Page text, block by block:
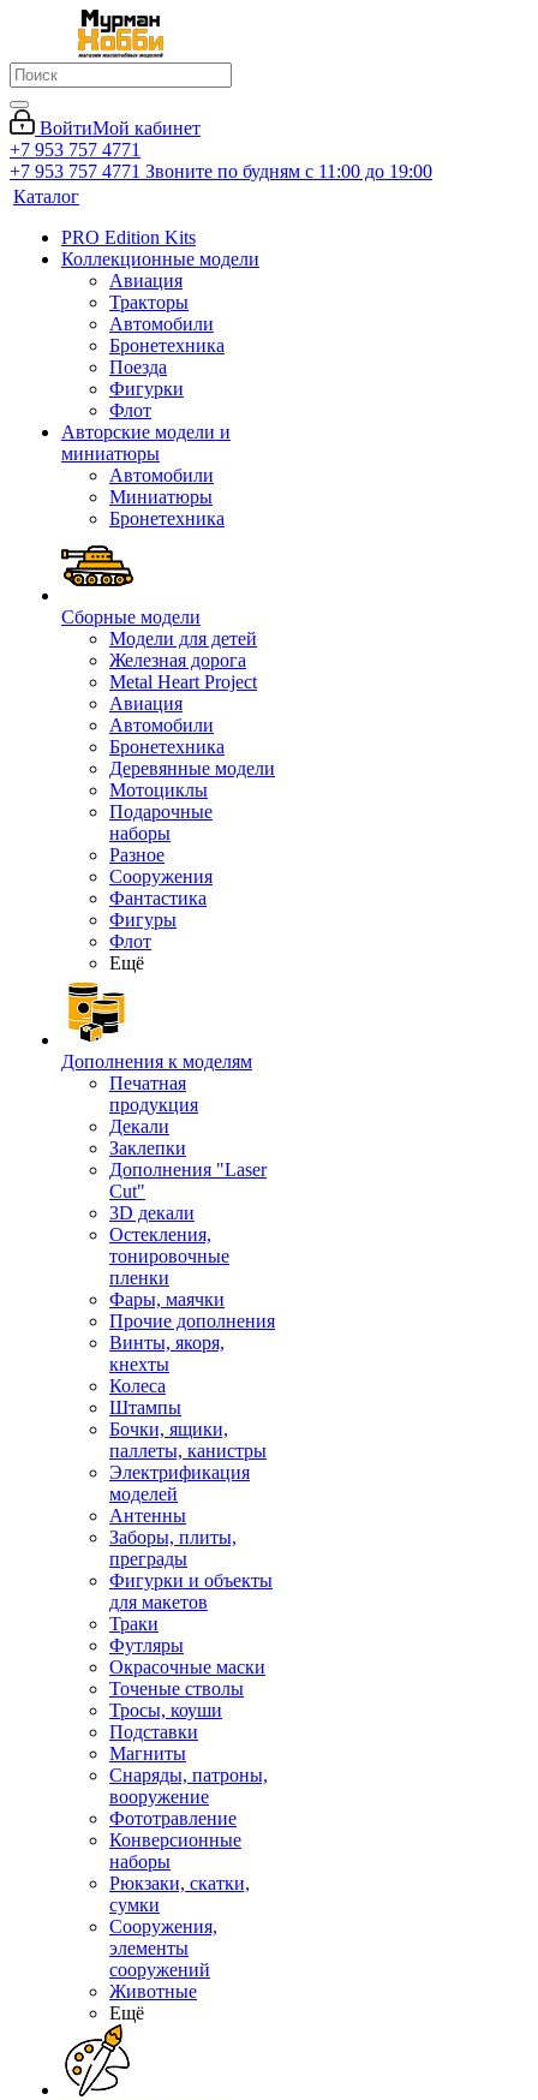
ВойтиМой кабинет
+7 953 757 4771
+7 953 757 4771 Звоните по будням с 11:00 до 19:00
Каталог
PRO Edition Kits
Коллекционные модели
Авиация
Тракторы
Автомобили
Бронетехника
Поезда
Фигурки
Флот
Авторские модели и
миниатюры
Автомобили
Миниатюры
Бронетехника
Сборные модели
Модели для детей
Железная дорога
Metal Heart Project
Авиация
Автомобили
Бронетехника
Деревянные модели
Мотоциклы
Подарочные
наборы
Разное
Сооружения
Фантастика
Фигуры
Флот
Ещё
Дополнения к моделям
Печатная
продукция
Декали
Заклепки
Дополнения "Laser
Cut"
3D декали
Остекления,
тонировочные
пленки
Фары, маячки
Прочие дополнения
Винты, якоря,
кнехты
Колеса
Штампы
Бочки, ящики,
паллеты, канистры
Электрификация
моделей
Антенны
Заборы, плиты,
преграды
Фигурки и объекты
для макетов
Траки
Футляры
Окрасочные маски
Точеные стволы
Тросы, коуши
Подставки
Магниты
Снаряды, патроны,
вооружение
Фототравление
Конверсионные
наборы
Рюкзаки, скатки,
сумки
Сооружения,
элементы
сооружений
Животные
Ещё